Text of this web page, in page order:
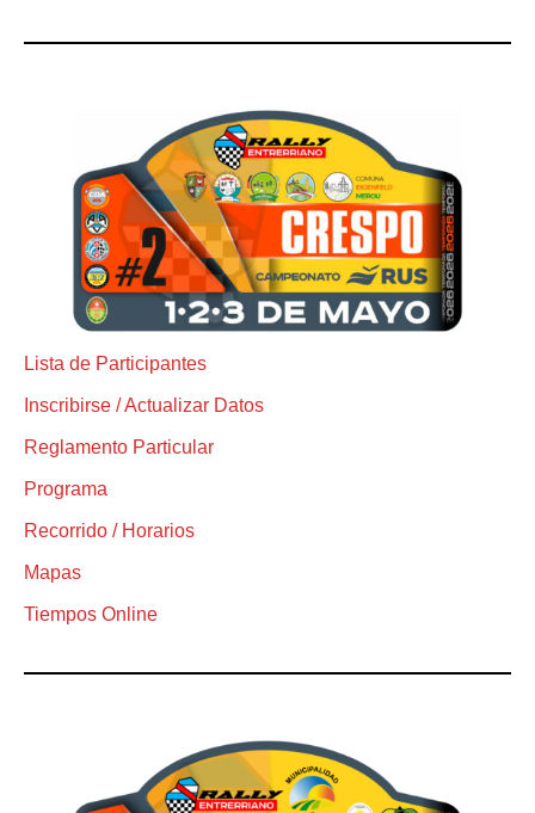
Lista de Participantes
Inscribirse / Actualizar Datos
Reglamento Particular
Programa
Recorrido / Horarios
Mapas
Tiempos Online